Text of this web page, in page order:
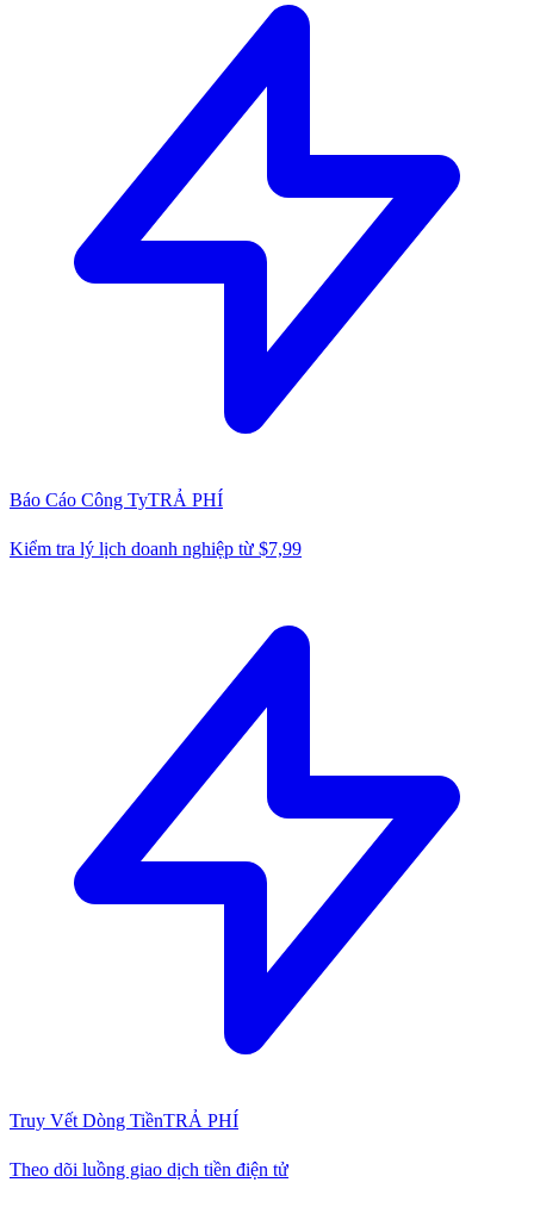
Báo Cáo Công TyTRẢ PHÍ
Kiểm tra lý lịch doanh nghiệp từ $7,99
Truy Vết Dòng TiềnTRẢ PHÍ
Theo dõi luồng giao dịch tiền điện tử